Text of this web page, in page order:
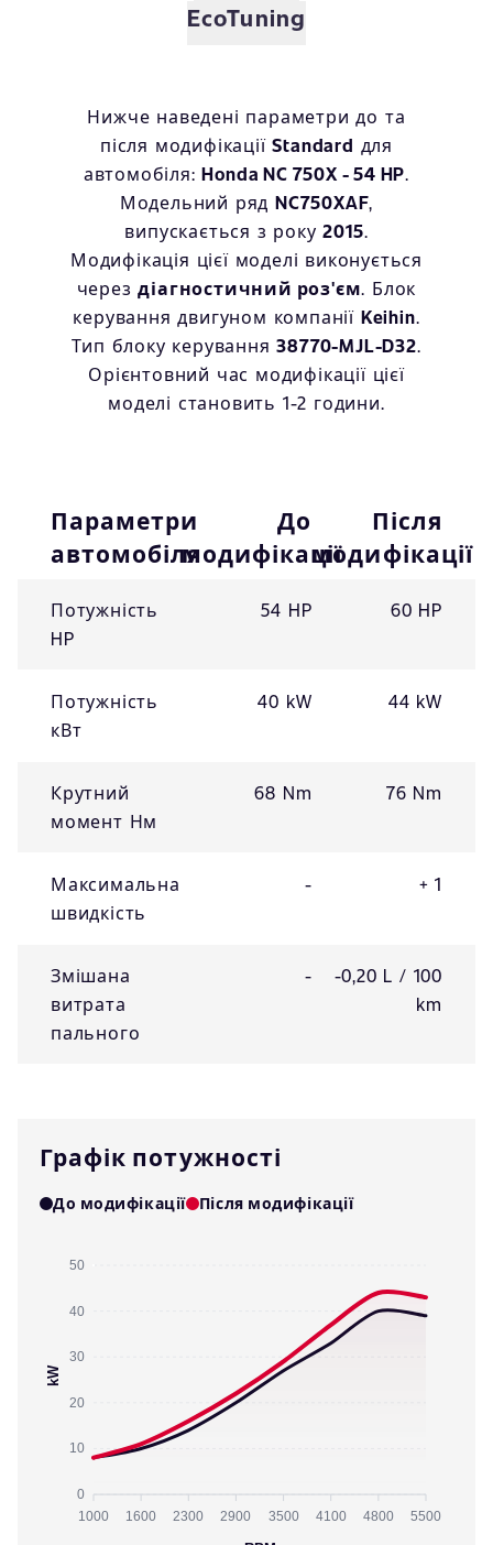
EcoTuning
Нижче наведені параметри до та
після модифікаціїStandard для
автомобіля:Honda NC 750X - 54 HP.
Модельний ряд NC750XAF,
випускається з року2015.
Модифікація цієї моделі виконується
черездіагностичний роз'єм. Блок
керування двигуном компанії Keihin.
Тип блоку керування38770-MJL-D32.
Орієнтовний час модифікації цієї
моделі становить 1-2 години.
Параметри
автомобіля
До
модифікації
Після
модифікації
Потужність
HP
54 HP 60 HP
Потужність
кВт
40 kW 44 kW
Крутний
момент Нм
68 Nm 76 Nm
Максимальна
швидкість
- + 1
Змішана
витрата
пального
-
-0,20 L / 100
km
Графік потужності
До модифікації Після модифікації
50
40
30
20
10
0
kW
1000 1600 2300 2900 3500 4100 4800 5500